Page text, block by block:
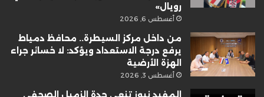
رويال»
أغسطس 6, 2026
من داخل مركز السيطرة.. محافظ دمياط
يرفع درجة الاستعداد ويؤكد: لا خسائر جراء
الهزة الأرضية
أغسطس 3, 2026
المفيد نيوز تنعى جدة الزميل الصحفي